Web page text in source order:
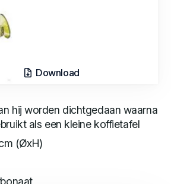
Download
hij worden dichtgedaan waarna
als een kleine koffietafel
(ØxH)